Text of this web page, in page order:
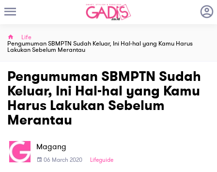
Life
Pengumuman SBMPTN Sudah Keluar, Ini Hal-hal yang Kamu Harus
Lakukan Sebelum Merantau
Pengumuman SBMPTN Sudah
Keluar, Ini Hal-hal yang Kamu
Harus Lakukan Sebelum
Merantau
Magang
06 March 2020 Lifeguide